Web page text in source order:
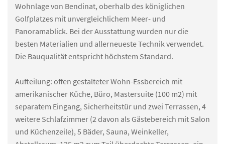
Wohnlage von Bendinat, oberhalb des königlichen
Golfplatzes mit unvergleichlichem Meer- und
Panoramablick. Bei der Ausstattung wurden nur die
besten Materialien und allerneueste Technik verwendet.
Die Bauqualität entspricht höchstem Standard.
Aufteilung: offen gestalteter Wohn-Essbereich mit
amerikanischer Küche, Büro, Mastersuite (100 m2) mit
separatem Eingang, Sicherheitstür und zwei Terrassen, 4
weitere Schlafzimmer (2 davon als Gästebereich mit Salon
und Küchenzeile), 5 Bäder, Sauna, Weinkeller,